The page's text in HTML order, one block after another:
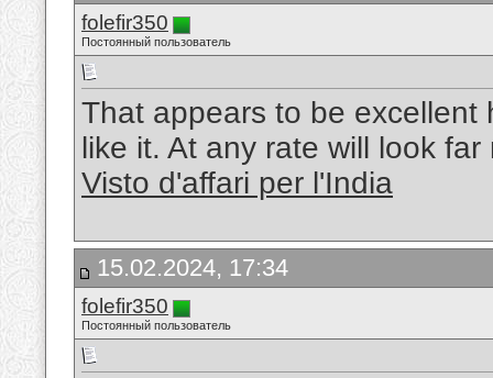
folefir350
Постоянный пользователь
That appears to be excellent
like it. At any rate will look
Visto d'affari per l'India
15.02.2024, 17:34
folefir350
Постоянный пользователь